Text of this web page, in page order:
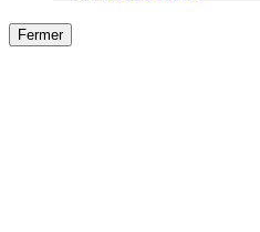
Fermer